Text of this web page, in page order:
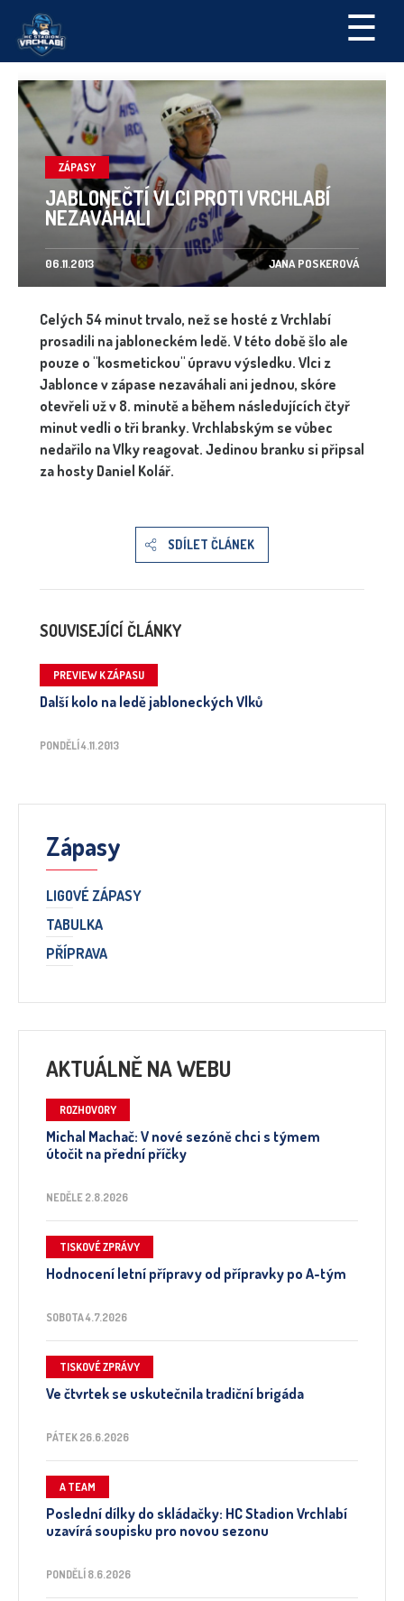
☰
ZÁPASY
JABLONEČTÍ VLCI PROTI VRCHLABÍ
NEZAVÁHALI
06.11.2013 JANA POSKEROVÁ
Celých 54 minut trvalo, než se hosté z Vrchlabí
prosadili na jabloneckém ledě. V této době šlo ale
pouze o "kosmetickou" úpravu výsledku. Vlci z
Jablonce v zápase nezaváhali ani jednou, skóre
otevřeli už v 8. minutě a během následujících čtyř
minut vedli o tři branky. Vrchlabským se vůbec
nedařilo na Vlky reagovat. Jedinou branku si připsal
za hosty Daniel Kolář.
SDÍLET ČLÁNEK
SOUVISEJÍCÍ ČLÁNKY
PREVIEW K ZÁPASU
Další kolo na ledě jabloneckých Vlků
PONDĚLÍ 4.11.2013
Zápasy
LIGOVÉ ZÁPASY
TABULKA
PŘÍPRAVA
AKTUÁLNĚ NA WEBU
ROZHOVORY
Michal Machač: V nové sezóně chci s týmem
útočit na přední příčky
NEDĚLE 2.8.2026
TISKOVÉ ZPRÁVY
Hodnocení letní přípravy od přípravky po A-tým
SOBOTA 4.7.2026
TISKOVÉ ZPRÁVY
Ve čtvrtek se uskutečnila tradiční brigáda
PÁTEK 26.6.2026
A TEAM
Poslední dílky do skládačky: HC Stadion Vrchlabí
uzavírá soupisku pro novou sezonu
PONDĚLÍ 8.6.2026